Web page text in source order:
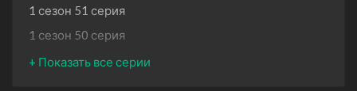
1 сезон 51 серия
1 сезон 50 серия
1 сезон 49 серия